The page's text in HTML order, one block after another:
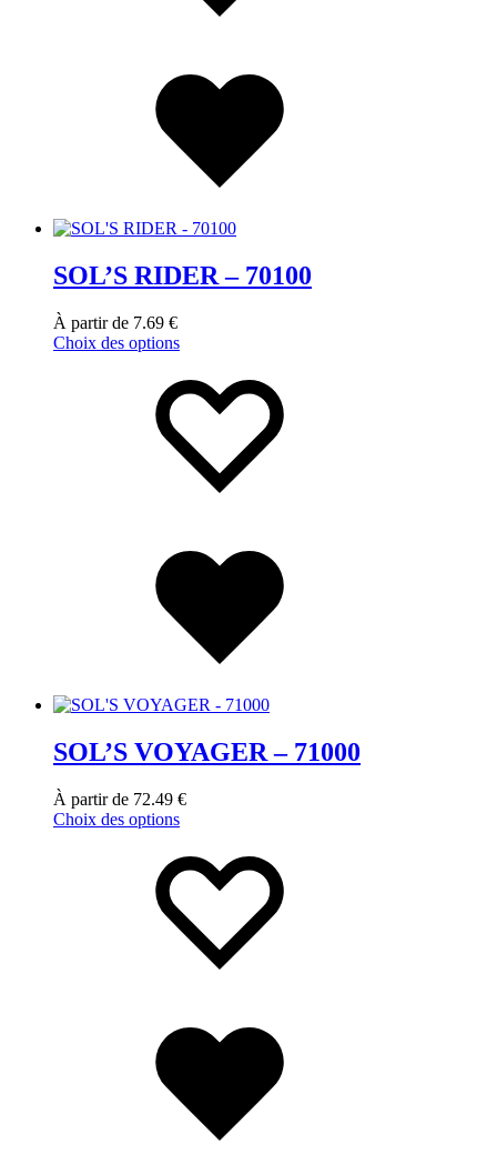
SOL’S RIDER – 70100
À partir de 7.69 €
Choix des options
SOL’S VOYAGER – 71000
À partir de 72.49 €
Choix des options